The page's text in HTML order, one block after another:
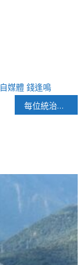
自媒體 錢逢鳴
每位統治者的背後都有一個偉大的小編